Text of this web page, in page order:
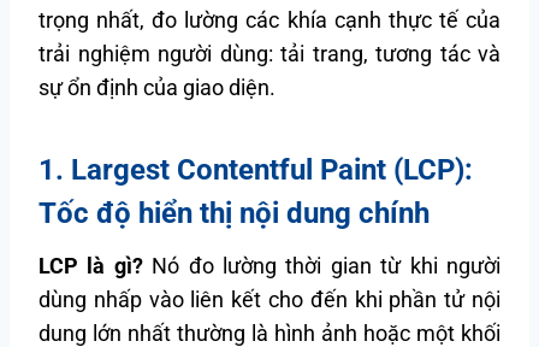
trọng nhất, đo lường các khía cạnh thực tế của
trải nghiệm người dùng: tải trang, tương tác và
sự ổn định của giao diện.
1. Largest Contentful Paint (LCP):
Tốc độ hiển thị nội dung chính
LCP là gì?Nó đo lường thời gian từ khi người
dùng nhấp vào liên kết cho đến khi phần tử nội
dung lớn nhất thường là hình ảnh hoặc một khối